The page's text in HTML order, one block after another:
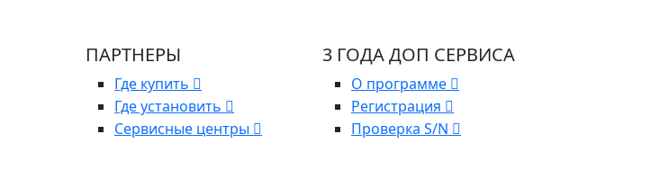
ПАРТНЕРЫ
Где купить
Где установить
Сервисные центры
3 ГОДА ДОП СЕРВИСА
О программе
Регистрация
Проверка S/N